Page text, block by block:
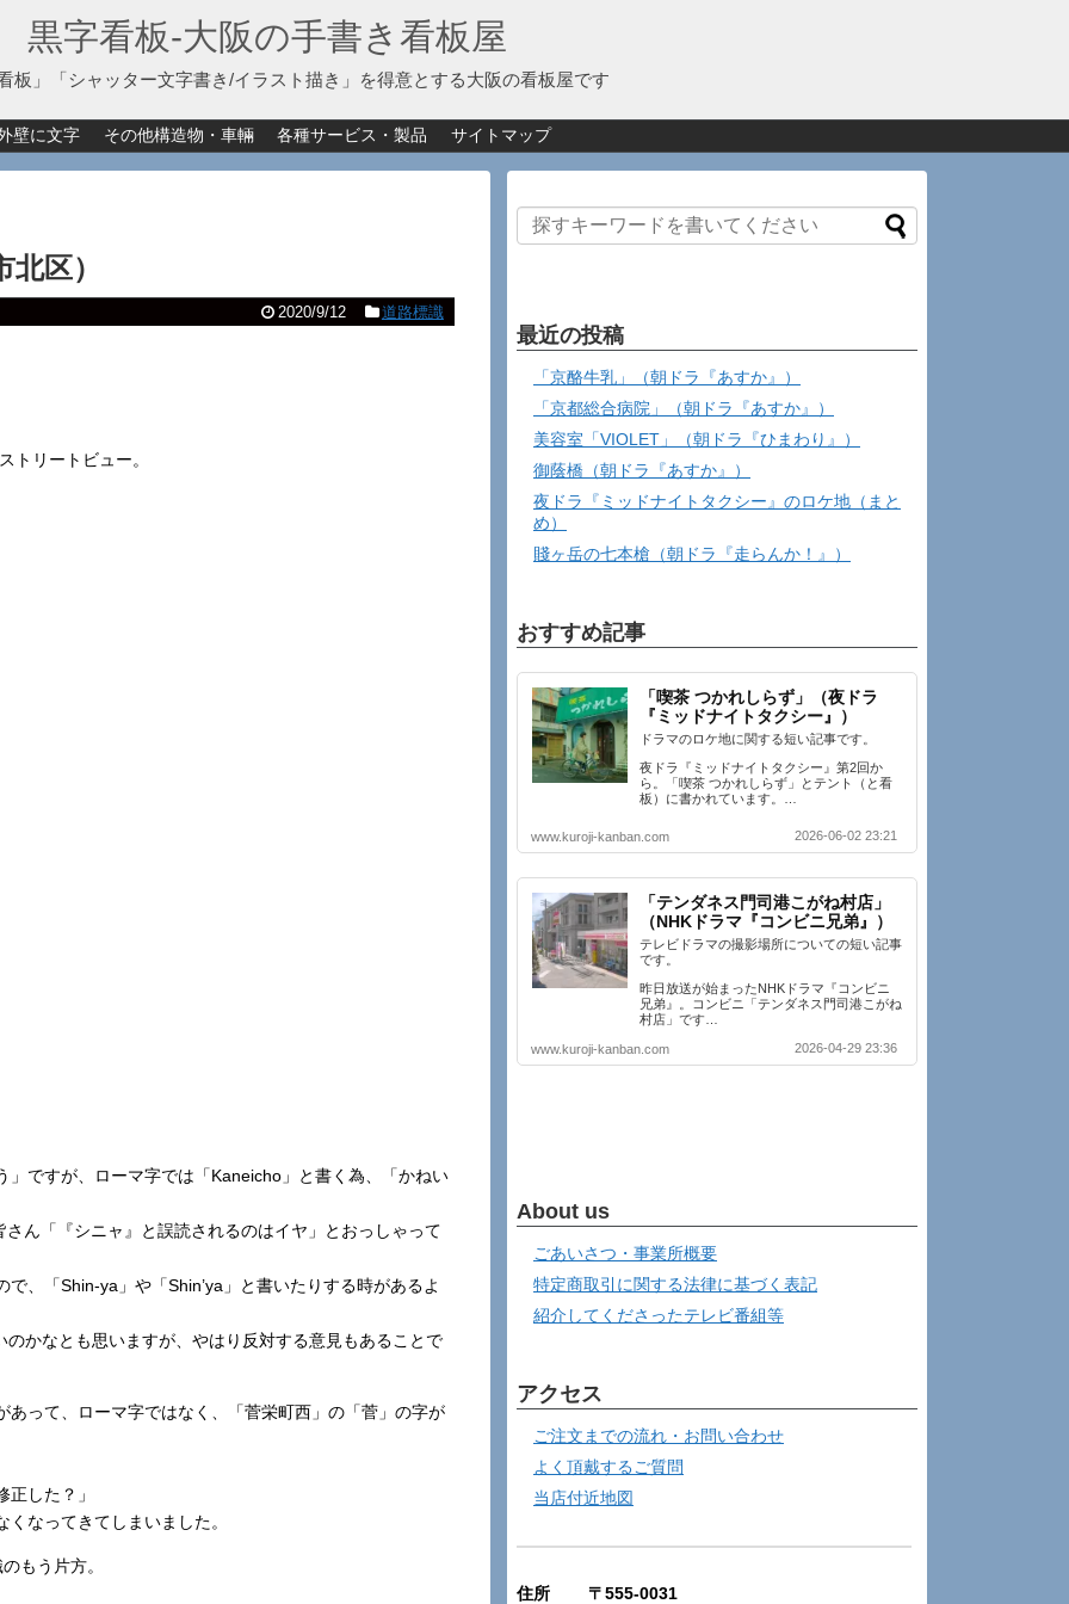
黒字看板‐大阪の手書き看板屋
看板」「シャッター文字書き/イラスト描き」を得意とする大阪の看板屋です
壁に文字 その他構造物・車輛 各種サービス・製品 サイトマップ
区）
2020/9/12 道路標識
トリートビュー。
」ですが、ローマ字では「Kaneicho」と書く為、「かねい
ん「『シニャ』と誤読されるのはイヤ」とおっしゃって
、「Shin-ya」や「Shin’ya」と書いたりする時があるよ
のかなとも思いますが、やはり反対する意見もあることで
って、ローマ字ではなく、「菅栄町西」の「菅」の字が
正した？」
なってきてしまいました。
もう片方。
最近の投稿
「京酪牛乳」（朝ドラ『あすか』）
「京都総合病院」（朝ドラ『あすか』）
美容室「VIOLET」（朝ドラ『ひまわり』）
御蔭橋（朝ドラ『あすか』）
夜ドラ『ミッドナイトタクシー』のロケ地（まと
め）
賤ヶ岳の七本槍（朝ドラ『走らんか！』）
おすすめ記事
「喫茶 つかれしらず」（夜ドラ
『ミッドナイトタクシー』）
ドラマのロケ地に関する短い記事です。
夜ドラ『ミッドナイトタクシー』第2回か
ら。「喫茶 つかれしらず」とテント（と看
板）に書かれています。…
www.kuroji-kanban.com 2026-06-02 23:21
「テンダネス門司港こがね村店」
（NHKドラマ『コンビニ兄弟』）
テレビドラマの撮影場所についての短い記事
です。
昨日放送が始まったNHKドラマ『コンビニ
兄弟』。コンビニ「テンダネス門司港こがね
村店」です…
www.kuroji-kanban.com 2026-04-29 23:36
About us
ごあいさつ・事業所概要
特定商取引に関する法律に基づく表記
紹介してくださったテレビ番組等
アクセス
ご注文までの流れ・お問い合わせ
よく頂戴するご質問
当店付近地図
住所 〒555-0031